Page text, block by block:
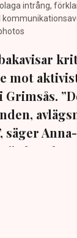
intrång,
mot
säger
i region